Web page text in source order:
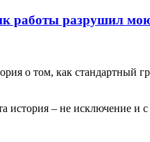
работы разрушил
о том, как
история – не исключение